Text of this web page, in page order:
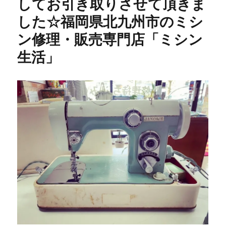
してお引き取りさせて頂きま
した☆福岡県北九州市のミシ
ン修理・販売専門店「ミシン
生活」